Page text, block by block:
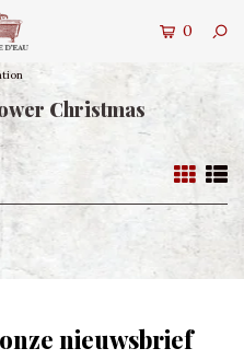
0
Christmas
nieuwsbrief